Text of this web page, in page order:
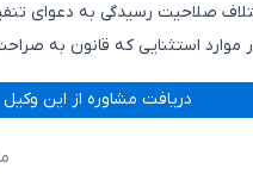
صلاحیت رسیدگی به دعوای
موارد استثنایی که قانون به
دریافت مشاوره از این وکیل